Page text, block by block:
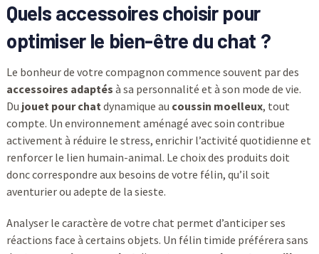
Quels accessoires choisir pour
optimiser le bien-être du chat ?
Le bonheur de votre compagnon commence souvent par des
accessoires adaptés à sa personnalité et à son mode de vie.
Du jouet pour chatdynamique au coussin moelleux, tout
compte. Un environnement aménagé avec soin contribue
activement à réduire le stress, enrichir l’activité quotidienne et
renforcer le lien humain-animal. Le choix des produits doit
donc correspondre aux besoins de votre félin, qu’il soit
aventurier ou adepte de la sieste.
Analyser le caractère de votre chat permet d’anticiper ses
réactions face à certains objets. Un félin timide préférera sans